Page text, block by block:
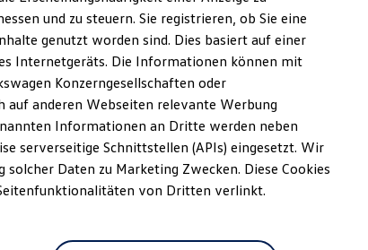
und zu steuern. Sie registrieren, ob Sie eine
genutzt worden sind. Dies basiert auf einer
Internetgeräts. Die Informationen können mit
Konzerngesellschaften oder
auf anderen Webseiten relevante Werbung
Informationen an Dritte werden neben
serverseitige Schnittstellen (APIs) eingesetzt. Wir
Daten zu Marketing Zwecken. Diese Cookies
von Dritten verlinkt.